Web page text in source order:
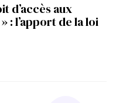
d’accès aux
: l’apport de la loi